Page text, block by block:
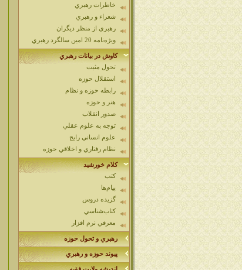
خاطرات رهبري
شعراء و رهبري
رهبري از منظر ديگران
ويژه‌نامه 20 امين سالگرد رهبري
كاوش در بيانات رهبري
تحول مثبت
استقلال حوزه
رابطه حوزه و نظام
هنر و حوزه
صدور انقلاب
توجه به علوم عقلي
علوم انساني رايج
نظام رفتاري و اخلاقي حوزه
كلام خورشيد
كتب
پيام‌ها
گزيده دروس
كتاب‌شناسي
معرفي نرم افزار
رهبري و تحول حوزه
پيوند حوزه و رهبري